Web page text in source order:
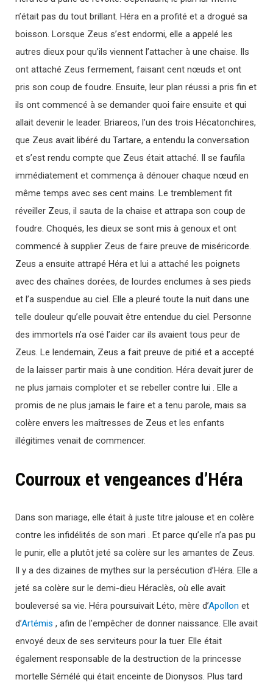
n’était pas du tout brillant. Héra en a profité et a drogué sa
boisson. Lorsque Zeus s’est endormi, elle a appelé les
autres dieux pour qu’ils viennent l’attacher à une chaise. Ils
ont attaché Zeus fermement, faisant cent nœuds et ont
pris son coup de foudre. Ensuite, leur plan réussi a pris fin et
ils ont commencé à se demander quoi faire ensuite et qui
allait devenir le leader. Briareos, l’un des trois Hécatonchires,
que Zeus avait libéré du Tartare, a entendu la conversation
et s’est rendu compte que Zeus était attaché. Il se faufila
immédiatement et commença à dénouer chaque nœud en
même temps avec ses cent mains. Le tremblement fit
réveiller Zeus, il sauta de la chaise et attrapa son coup de
foudre. Choqués, les dieux se sont mis à genoux et ont
commencé à supplier Zeus de faire preuve de miséricorde.
Zeus a ensuite attrapé Héra et lui a attaché les poignets
avec des chaînes dorées, de lourdes enclumes à ses pieds
et l’a suspendue au ciel. Elle a pleuré toute la nuit dans une
telle douleur qu’elle pouvait être entendue du ciel. Personne
des immortels n’a osé l’aider car ils avaient tous peur de
Zeus. Le lendemain, Zeus a fait preuve de pitié et a accepté
de la laisser partir mais à une condition. Héra devait jurer de
ne plus jamais comploter et se rebeller contre lui . Elle a
promis de ne plus jamais le faire et a tenu parole, mais sa
colère envers les maîtresses de Zeus et les enfants
illégitimes venait de commencer.
Courroux et vengeances d’Héra
Dans son mariage, elle était à juste titre jalouse et en colère
contre les infidélités de son mari . Et parce qu’elle n’a pas pu
le punir, elle a plutôt jeté sa colère sur les amantes de Zeus.
Il y a des dizaines de mythes sur la persécution d’Héra. Elle a
jeté sa colère sur le demi-dieu Héraclès, où elle avait
bouleversé sa vie. Héra poursuivait Léto, mère d’Apollon et
d’Artémis , afin de l’empêcher de donner naissance. Elle avait
envoyé deux de ses serviteurs pour la tuer. Elle était
également responsable de la destruction de la princesse
mortelle Sémélé qui était enceinte de Dionysos. Plus tard